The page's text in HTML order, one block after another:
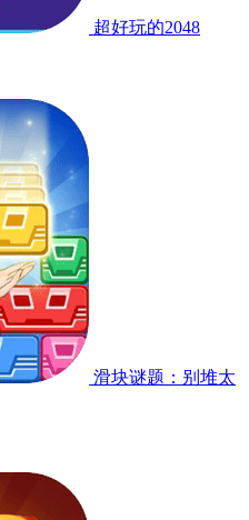
超好玩的2048
滑块谜题：别堆太